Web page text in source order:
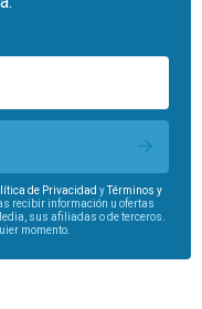
de Privacidad yTérminos y
recibir información u ofertas
sus afiliadas o de terceros.
momento.